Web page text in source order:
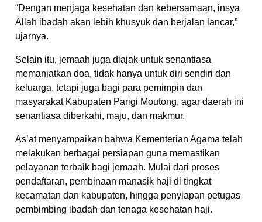
“Dengan menjaga kesehatan dan kebersamaan, insya
Allah ibadah akan lebih khusyuk dan berjalan lancar,”
ujarnya.
Selain itu, jemaah juga diajak untuk senantiasa
memanjatkan doa, tidak hanya untuk diri sendiri dan
keluarga, tetapi juga bagi para pemimpin dan
masyarakat Kabupaten Parigi Moutong, agar daerah ini
senantiasa diberkahi, maju, dan makmur.
As’at menyampaikan bahwa Kementerian Agama telah
melakukan berbagai persiapan guna memastikan
pelayanan terbaik bagi jemaah. Mulai dari proses
pendaftaran, pembinaan manasik haji di tingkat
kecamatan dan kabupaten, hingga penyiapan petugas
pembimbing ibadah dan tenaga kesehatan haji.